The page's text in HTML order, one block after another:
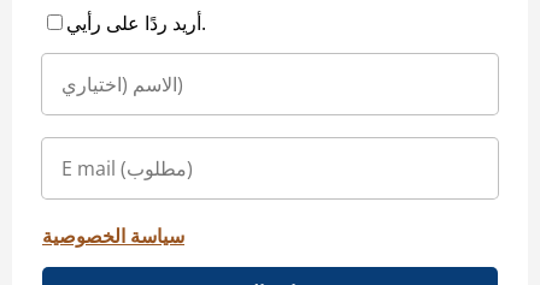
أريد ردًا على رأيي.
سياسة الخصوصية